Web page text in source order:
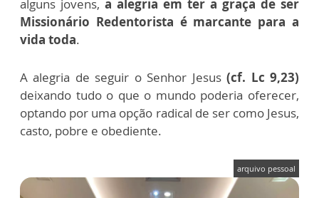
alguns jovens, a alegria em ter a graça de ser
Missionário Redentorista é marcante para a
vida toda.
A alegria de seguir o Senhor Jesus(cf. Lc 9,23)
deixando tudo o que o mundo poderia oferecer,
optando por uma opção radical de ser como Jesus,
casto, pobre e obediente.
arquivo pessoal